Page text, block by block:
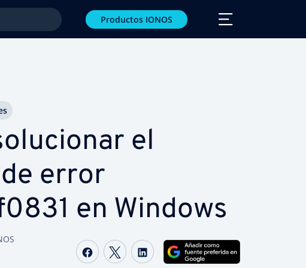
Productos IONOS
el
error
en Windows
Compartir Facebook
Compartir Twitter
Compartir LinkedIn